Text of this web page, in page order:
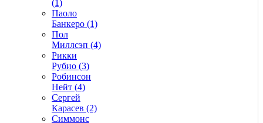
(1)
Паоло
Банкеро (1)
Пол
Миллсэп (4)
Рикки
Рубио (3)
Робинсон
Нейт (4)
Сергей
Карасев (2)
Симмонс